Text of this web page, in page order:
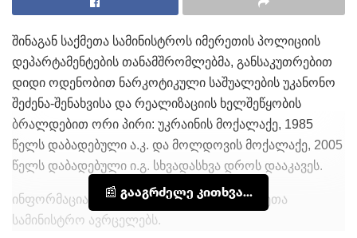
შინაგან საქმეთა სამინისტროს იმერეთის პოლიციის
დეპარტამენტების თანამშრომლებმა, განსაკუთრებით
დიდი ოდენობით ნარკოტიკული საშუალების უკანონო
შეძენა-შენახვისა და რეალიზაციის ხელშეწყობის
ბრალდებით ორი პირი: უკრაინის მოქალაქე, 1985
წელს დაბადებული ა.კ. და მოლდოვის მოქალაქე, 2005
წელს დაბადებული ი.გ. სხვადასხვა დროს დააკავეს.
ინფორმაციას საქართველოს შინაგან საქმეთა
სამინისტრო ავრცელებს.
📰 გააგრძელე კითხვა...